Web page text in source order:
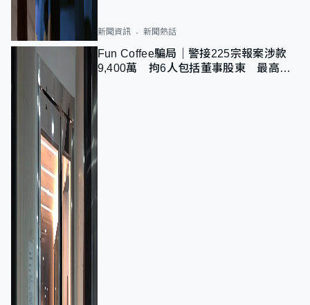
新聞資訊 新聞熱話
Fun Coffee騙局｜警接225宗報案涉款
9,400萬 拘6人包括董事股東 最高金